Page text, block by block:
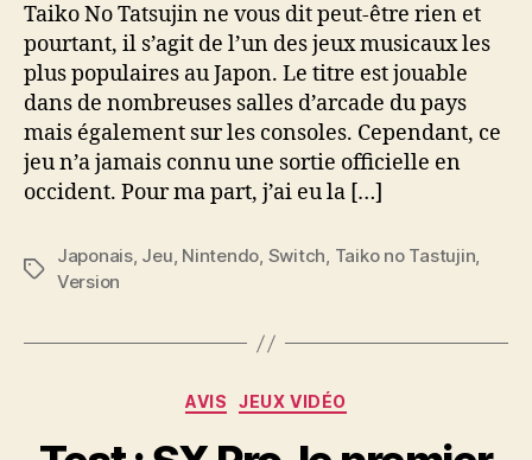
Taiko No Tatsujin ne vous dit peut-être rien et
pourtant, il s’agit de l’un des jeux musicaux les
plus populaires au Japon. Le titre est jouable
dans de nombreuses salles d’arcade du pays
mais également sur les consoles. Cependant, ce
jeu n’a jamais connu une sortie officielle en
occident. Pour ma part, j’ai eu la […]
Étiquettes
Japonais, Jeu, Nintendo, Switch, Taiko no Tastujin,
Version
Catégories
AVIS JEUX VIDÉO